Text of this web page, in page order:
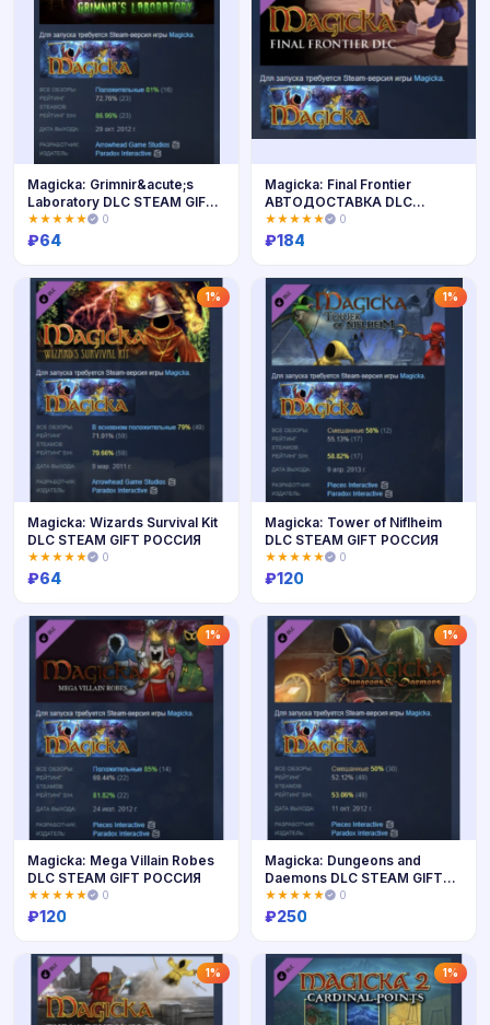
Купить
Magicka: Grimnir&acute;s
Laboratory DLC STEAM GIFT
РОССИЯ
★★★★★ 0
₽64
Купить
Magicka: Final Frontier
АВТОДОСТАВКА DLC
STEAM РОССИЯ
★★★★★ 0
₽184
1%
Купить
Magicka: Wizards Survival Kit
DLC STEAM GIFT РОССИЯ
★★★★★ 0
₽64
1%
Купить
Magicka: Tower of Niflheim
DLC STEAM GIFT РОССИЯ
★★★★★ 0
₽120
1%
Купить
Magicka: Mega Villain Robes
DLC STEAM GIFT РОССИЯ
★★★★★ 0
₽120
1%
Купить
Magicka: Dungeons and
Daemons DLC STEAM GIFT
РОССИЯ
★★★★★ 0
₽250
1% 1%